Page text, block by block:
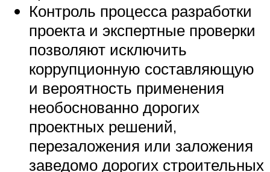
Контроль процесса разработки
проекта и экспертные проверки
позволяют исключить
коррупционную составляющую
и вероятность применения
необоснованно дорогих
проектных решений,
перезаложения или заложения
заведомо дорогих строительных